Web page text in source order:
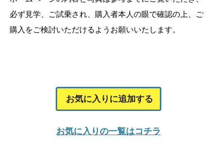
必ず見学、ご試乗され、購入者本人の眼で確認の上、ご
購入をご検討いただけるようお願いいたします。
お気に入りに追加する
お気に入りの一覧はコチラ